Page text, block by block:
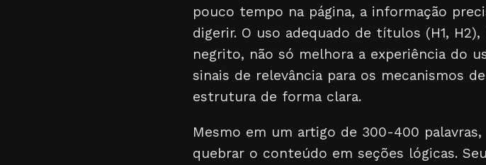
pouco tempo na página, a informação
digerir. O uso adequado de títulos (H1,
negrito, não só melhora a experiência do
sinais de relevância para os mecanismos
estrutura de forma clara.
Mesmo em um artigo de 300-400
quebrar o conteúdo em seções lógicas.